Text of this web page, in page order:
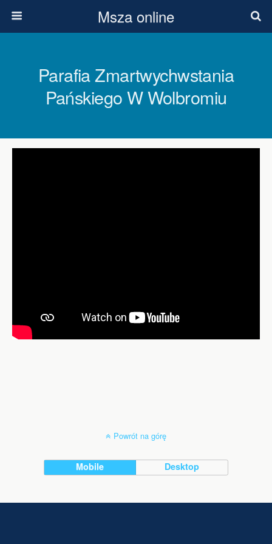
Msza online
Parafia Zmartwychwstania
Pańskiego W Wolbromiu
Powrót na górę
Mobile Desktop